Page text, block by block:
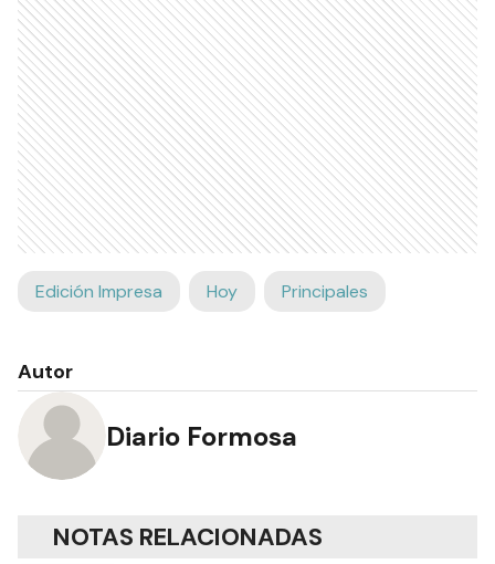
Edición Impresa Hoy Principales
Autor
Diario Formosa
NOTAS RELACIONADAS